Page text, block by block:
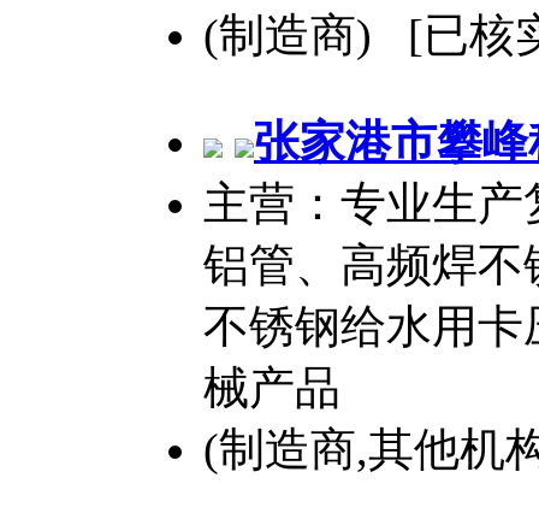
(制造商) [已核
张家港市攀
主营：专业生
铝管、高频焊
不锈钢给水用
械产品
(制造商,其他机